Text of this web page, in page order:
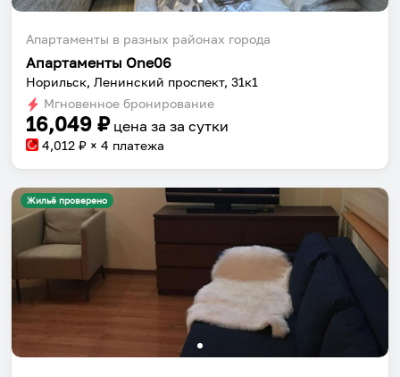
Апартаменты в разных районах города
Апартаменты One06
Норильск, Ленинский проспект, 31к1
Мгновенное бронирование
16,049 ₽ цена за за сутки
4,012 ₽ × 4 платежа
Жильё проверено